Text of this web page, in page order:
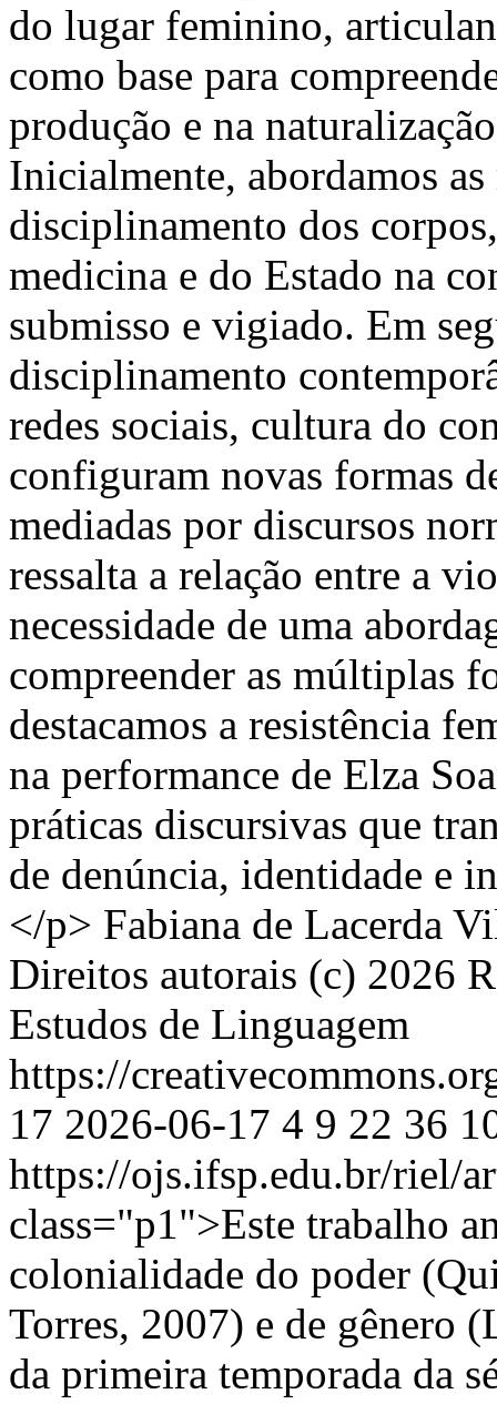
do lugar feminino,
como base para
produção e na
Inicialmente, abordamos
disciplinamento dos
medicina e do Estado na
submisso e vigiado. Em
disciplinamento
redes sociais, cultura do
configuram novas formas
mediadas por discursos
ressalta a relação entre a
necessidade de uma
compreender as múltiplas
destacamos a resistência
na performance de Elza
práticas discursivas que
de denúncia, identidade e
</p> Fabiana de Lacerda
Direitos autorais (c) 2026
Estudos de Linguagem
https://
17 2026-06-17 4 9 22 36
https://ojs.ifsp.edu.br/riel/
class="p1">Este trabalho
colonialidade do poder
Torres, 2007) e de gênero
da primeira temporada da